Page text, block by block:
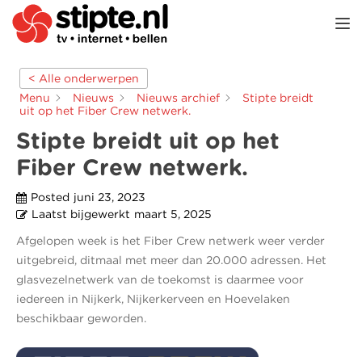
< Alle onderwerpen
Menu
Nieuws Nieuws archief
Stipte breidt
uit op het Fiber Crew netwerk.
Stipte breidt uit op het
Fiber Crew netwerk.
Posted juni 23, 2023
Laatst bijgewerkt maart 5, 2025
Afgelopen week is het Fiber Crew netwerk weer verder
uitgebreid, ditmaal met meer dan 20.000 adressen. Het
glasvezelnetwerk van de toekomst is daarmee voor
iedereen in Nijkerk, Nijkerkerveen en Hoevelaken
beschikbaar geworden.